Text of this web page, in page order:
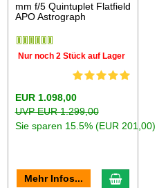
mm f/5 Quintuplet Flatfield
APO Astrograph
Nur noch 2 Stück auf Lager
EUR 1.098,00
UVP EUR 1.299,00
Sie sparen 15.5% (EUR 201,00)
Mehr Infos...